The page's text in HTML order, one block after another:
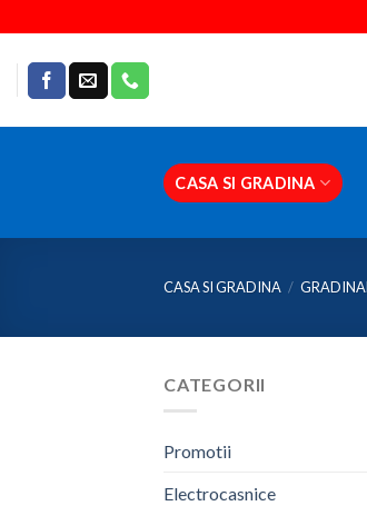
to
content
CASA SI GRADINA
CASA SI GRADINA /
CATEGORII
Promotii
Electrocasnice